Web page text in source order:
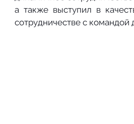
а также выступил в
сотрудничестве с командой